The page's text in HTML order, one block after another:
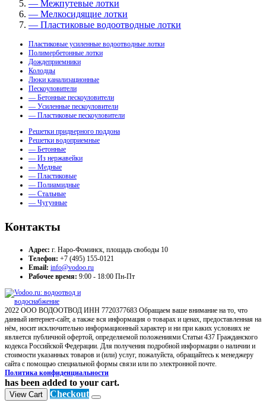
— Межпутевые лотки
— Мелкосидящие лотки
— Пластиковые водоотводные лотки
Пластиковые усиленные водоотводные лотки
Полимербетонные лотки
Дождеприемники
Колодцы
Люки канализационные
Пескоуловители
— Бетонные пескоуловители
— Усиленные пескоуловители
— Пластиковые пескоуловители
Решетки придверного поддона
Решетки водоприемные
— Бетонные
— Из нержавейки
— Медные
— Пластиковые
— Полиамидные
— Стальные
— Чугунные
Контакты
Адрес: г. Наро-Фоминск, площадь свободы 10
Телефон: +7 (495) 155-0121
Email: info@vodoo.ru
Рабочее время: 9:00 - 18:00 Пн-Пт
2022 ООО ВОДООТВОД ИНН 7720377683 Обращаем ваше внимание на то, что
данный интернет-сайт, а также вся информация о товарах и ценах, предоставленная на
нём, носит исключительно информационный характер и ни при каких условиях не
является публичной офертой, определяемой положениями Статьи 437 Гражданского
кодекса Российской Федерации. Для получения подробной информации о наличии и
стоимости указанных товаров и (или) услуг, пожалуйста, обращайтесь к менеджеру
сайта с помощью специальной формы связи или по электронной почте.
Политика конфиденциальности
has been added to your cart.
View Cart Checkout